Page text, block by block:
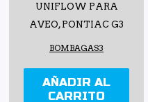
UNIFLOW PARA
AVEO, PONTIAC G3
BOMBAGAS3
AÑADIR AL
CARRITO